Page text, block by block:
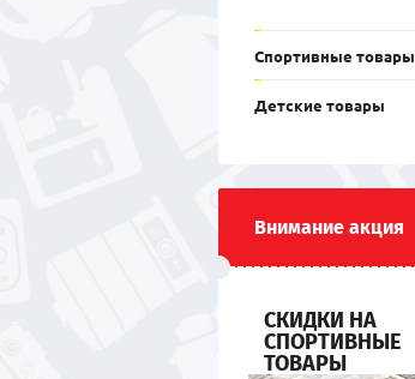
Спортивные товары
Детские товары
Внимание акция
СКИДКИ НА
СПОРТИВНЫЕ
ТОВАРЫ